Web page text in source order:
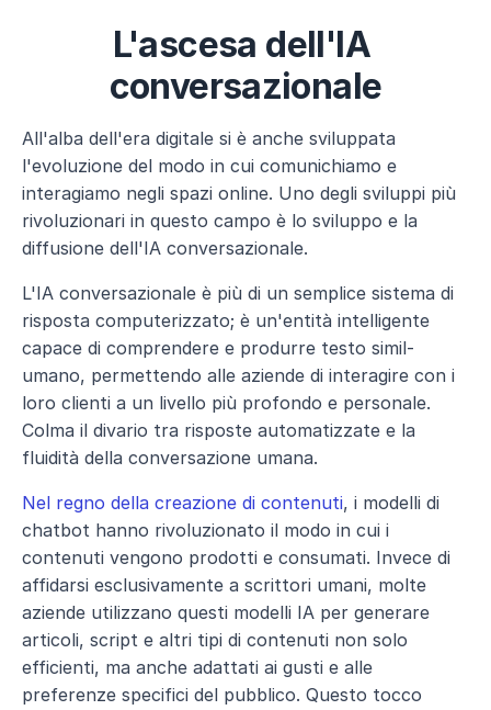
L'ascesa dell'IA
conversazionale
All'alba dell'era digitale si è anche sviluppata
l'evoluzione del modo in cui comunichiamo e
interagiamo negli spazi online. Uno degli sviluppi più
rivoluzionari in questo campo è lo sviluppo e la
diffusione dell'IA conversazionale.
L'IA conversazionale è più di un semplice sistema di
risposta computerizzato; è un'entità intelligente
capace di comprendere e produrre testo simil-
umano, permettendo alle aziende di interagire con i
loro clienti a un livello più profondo e personale.
Colma il divario tra risposte automatizzate e la
fluidità della conversazione umana.
Nel regno della creazione di contenuti, i modelli di
chatbot hanno rivoluzionato il modo in cui i
contenuti vengono prodotti e consumati. Invece di
affidarsi esclusivamente a scrittori umani, molte
aziende utilizzano questi modelli IA per generare
articoli, script e altri tipi di contenuti non solo
efficienti, ma anche adattati ai gusti e alle
preferenze specifici del pubblico. Questo tocco